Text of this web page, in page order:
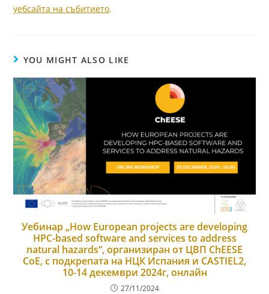
уебсайта на събитието.
YOU MIGHT ALSO LIKE
Уебинар „How European projects are developing
HPC-based software and services to address
natural hazards“, организиран от ЦВП ChEESE
CoE, с подкрепата на НЦК Испания и CASTIEL2,
10-14 декември 2024г, онлайн
27/11/2024